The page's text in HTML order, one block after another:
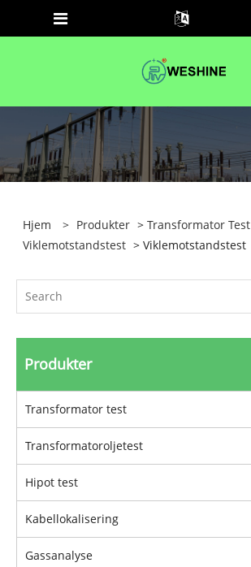
Hjem > Produkter >Transformator Test
Viklemotstandstest > Viklemotstandstest
Produkter
Transformator test
Transformatoroljetest
Hipot test
Kabellokalisering
Gassanalyse